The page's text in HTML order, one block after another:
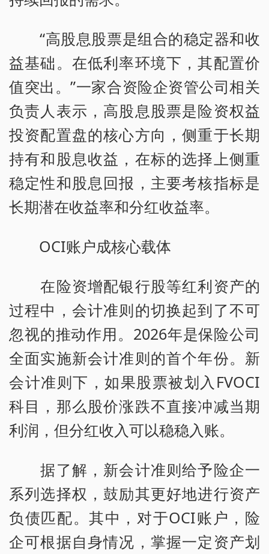
“高股息股票是组合的稳定器和收
益基础。在低利率环境下，其配置价
值突出。”一家合资险企资管公司相关
负责人表示，高股息股票是险资权益
投资配置盘的核心方向，侧重于长期
持有和股息收益，在标的选择上侧重
稳定性和股息回报，主要考核指标是
长期潜在收益率和分红收益率。
OCI账户成核心载体
在险资增配银行股等红利资产的
过程中，会计准则的切换起到了不可
忽视的推动作用。2026年是保险公司
全面实施新会计准则的首个年份。新
会计准则下，如果股票被划入FVOCI
科目，那么股价涨跌不直接冲减当期
利润，但分红收入可以稳稳入账。
据了解，新会计准则给予险企一
系列选择权，鼓励其更好地进行资产
负债匹配。其中，对于OCI账户，险
企可根据自身情况，掌握一定资产划